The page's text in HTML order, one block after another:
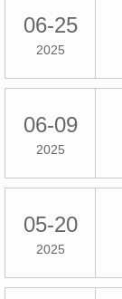
06-25
2025
06-09
2025
05-20
2025